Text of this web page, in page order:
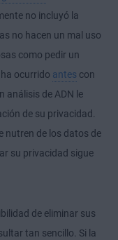
no incluyó la
no hacen un mal uso
como pedir un
ocurrido antes con
análisis de ADN le
de su privacidad.
nutren de los datos de
su privacidad sigue
de eliminar sus
tan sencillo. Si la